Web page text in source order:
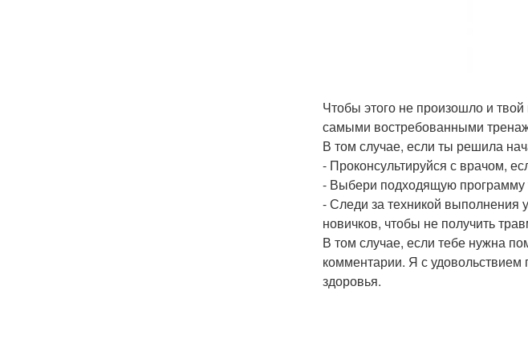
Чтобы этого не произошло и
самыми востребованными
В том случае, если ты решила
- Проконсультируйся с врачом,
- Выбери подходящую программу
- Следи за техникой
новичков, чтобы не получить
В том случае, если тебе нужна
комментарии. Я с удовольствием
здоровья.